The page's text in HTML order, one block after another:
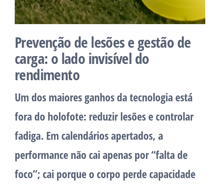
Prevenção de lesões e gestão de
carga: o lado invisível do
rendimento
Um dos maiores ganhos da tecnologia está
fora do holofote: reduzir lesões e controlar
fadiga. Em calendários apertados, a
performance não cai apenas por “falta de
foco”; cai porque o corpo perde capacidade